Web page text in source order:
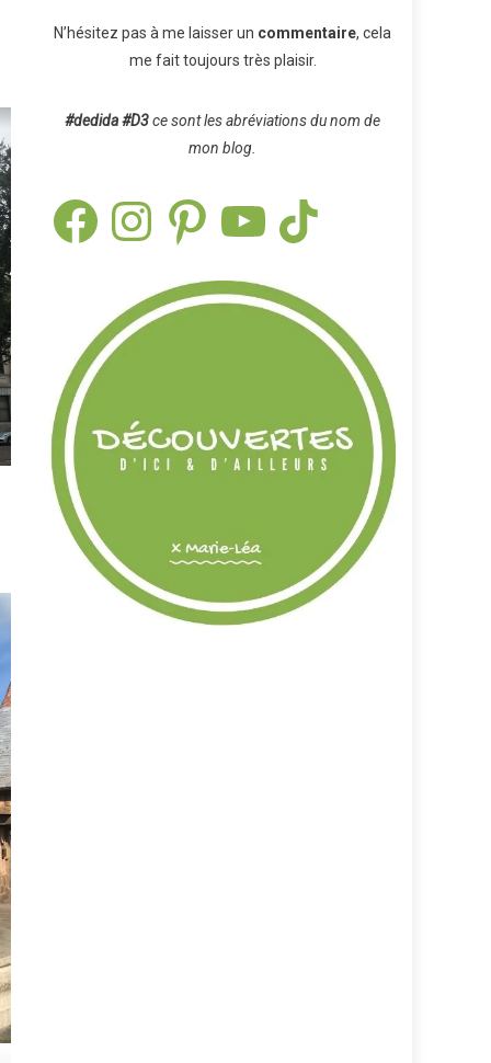
N’hésitez pas à me laisser un commentaire, cela
me fait toujours très plaisir.
#dedida#D3ce sont les abréviations du nom de
mon blog.
FacebookInstagramPinterest TikTok